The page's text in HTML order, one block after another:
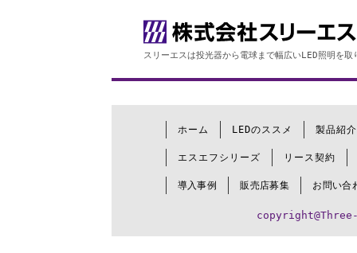
スリーエスは投光器から電球まで幅広いLED照明を取
ホーム LEDのススメ 製品紹介
エスエフシリーズ リース契約
導入事例 販売店募集 お問い合